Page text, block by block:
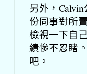
另外，
份同事對所
檢視一下自
績慘不忍睹
吧。